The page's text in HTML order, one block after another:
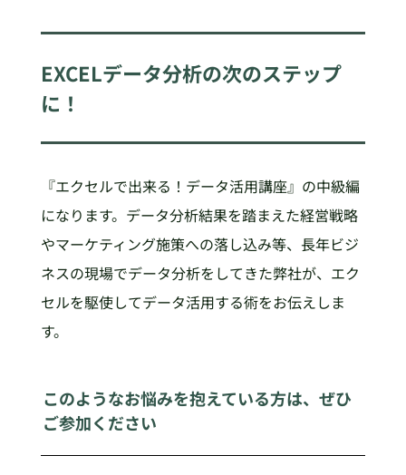
EXCELデータ分析の次のステップ
に！
『エクセルで出来る！データ活用講座』の中級編
になります。データ分析結果を踏まえた経営戦略
やマーケティング施策への落し込み等、長年ビジ
ネスの現場でデータ分析をしてきた弊社が、エク
セルを駆使してデータ活用する術をお伝えしま
す。
このようなお悩みを抱えている方は、ぜひ
ご参加ください